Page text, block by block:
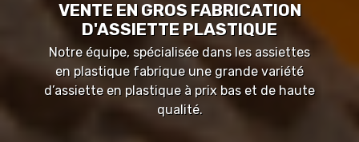
VENTE EN GROS FABRICATION
D'ASSIETTE PLASTIQUE
Notre équipe, spécialisée dans les assiettes
en plastique fabrique une grande variété
d’assiette en plastique à prix bas et de haute
qualité.